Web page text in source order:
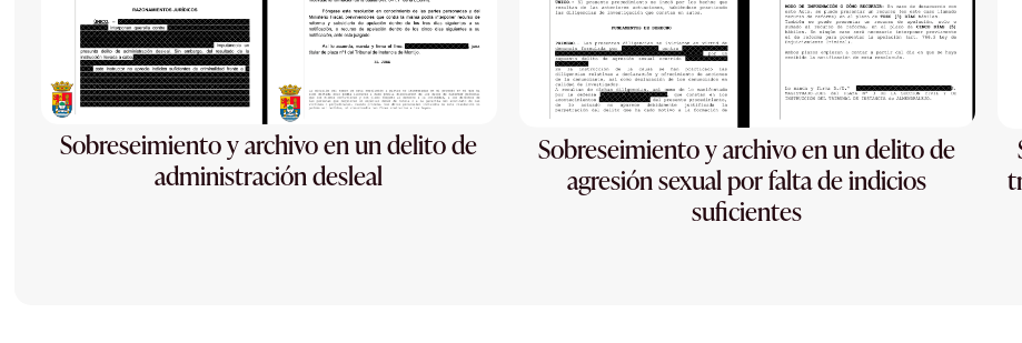
Sobreseimiento y archivo en un delito de
administración desleal
Sobreseimiento y archivo en un delito de
agresión sexual por falta de indicios
suficientes